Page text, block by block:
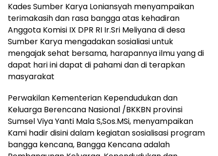
Kades Sumber Karya Loniansyah menyampaikan
terimakasih dan rasa bangga atas kehadiran
Anggota Komisi IX DPR RI Ir.Sri Meliyana di desa
Sumber Karya mengadakan sosialiasi untuk
mengajak sehat bersama, harapannya ilmu yang di
dapat hari ini dapat di pahami dan di terapkan
masyarakat
Perwakilan Kementerian Kependudukan dan
Keluarga Berencana Nasional /BKKBN provinsi
Sumsel Viya Yanti Mala S,Sos.MSi, menyampaikan
Kami hadir disini dalam kegiatan sosialisasi program
bangga kencana, Bangga Kencana adalah